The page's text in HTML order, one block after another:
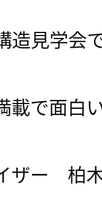
見学会で
で面白
ザー 柏